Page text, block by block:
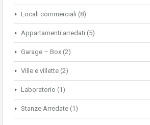
Locali commerciali (8)
Appartamenti arredati (5)
Garage – Box (2)
Ville e villette (2)
Laboratorio (1)
Stanze Arredate (1)